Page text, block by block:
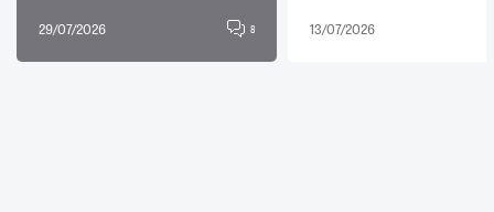
29/07/2026 8 13/07/2026